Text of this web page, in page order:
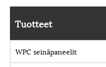
Tuotteet
WPC seinäpaneelit